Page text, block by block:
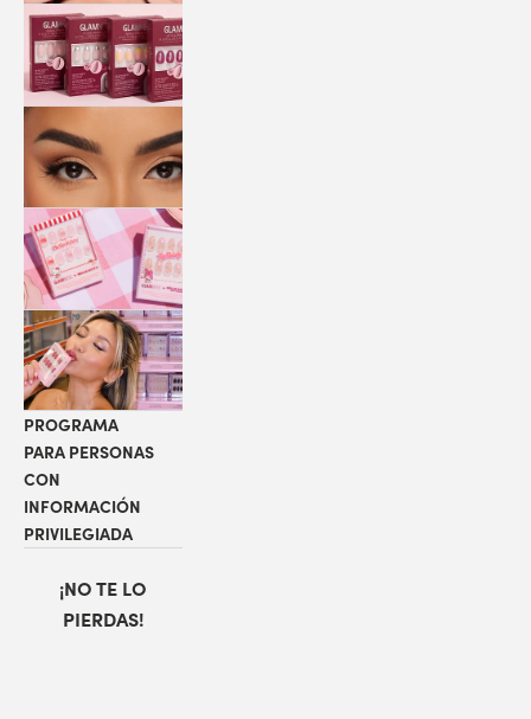
PROGRAMA
PARA PERSONAS
CON
INFORMACIÓN
PRIVILEGIADA
¡NO TE LO
PIERDAS!